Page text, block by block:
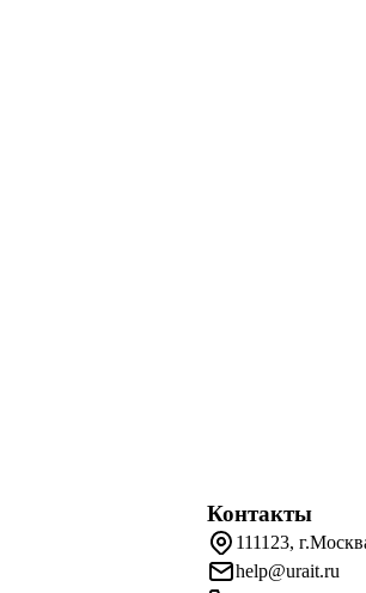
Контакты
111123,
help@urait.ru